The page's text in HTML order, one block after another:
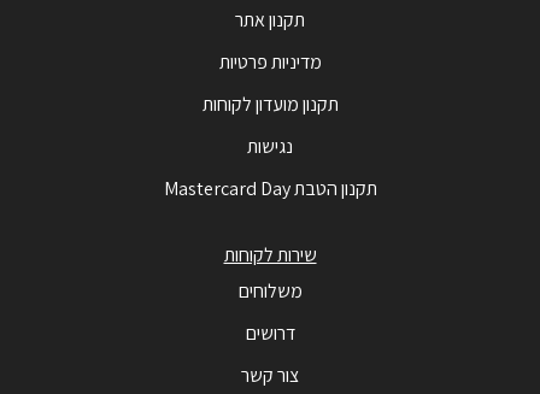
תקנון אתר
מדיניות פרטיות
תקנון מועדון לקוחות
נגישות
תקנון הטבת Mastercard Day
שירות לקוחות
משלוחים
דרושים
צור קשר